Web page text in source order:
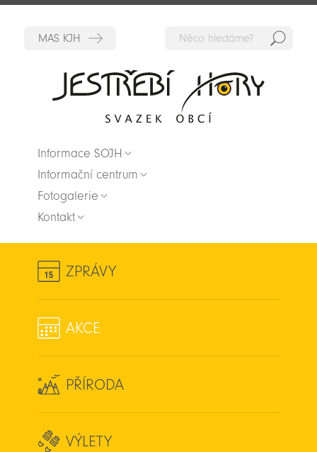
Informace SOJH
Informační centrum
Fotogalerie
Kontakt
ZPRÁVY
AKCE
PŘÍRODA
VÝLETY